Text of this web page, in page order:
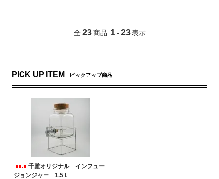
全 23 商品 1 - 23 表示
PICK UP ITEM ピックアップ商品
千雅オリジナル インフュー
ジョンジャー 1.5Ｌ